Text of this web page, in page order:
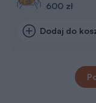
600 zł
Dodaj do